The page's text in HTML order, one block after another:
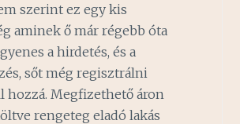
szerint ez egy kis
aminek ő már régebb óta
a hirdetés, és a
sőt még regisztrálni
hozzá. Megfizethető áron
rengeteg eladó lakás